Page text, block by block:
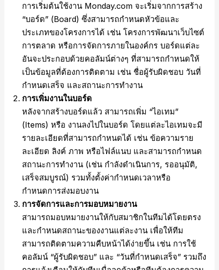
การเริ่มต้นใช้งาน Monday.com จะเริ่มจากการสร้าง
“บอร์ด” (Board) ซึ่งสามารถกำหนดหัวข้อและ
ประเภทของโครงการได้ เช่น โครงการพัฒนาเว็บไซต์
การตลาด หรือการจัดการภายในองค์กร บอร์ดแต่ละ
อันจะประกอบด้วยคอลัมน์ต่างๆ ที่สามารถกำหนดให้
เป็นข้อมูลที่ต้องการติดตาม เช่น ชื่อผู้รับผิดชอบ วันที่
กำหนดเสร็จ และสถานะการทำงาน
การเพิ่มงานในบอร์ด
หลังจากสร้างบอร์ดแล้ว สามารถเพิ่ม “ไอเทม”
(Items) หรือ งานลงไปในบอร์ด โดยแต่ละไอเทมจะมี
รายละเอียดที่สามารถกำหนดได้ เช่น ข้อความราย
ละเอียด ลิงค์ ภาพ หรือไฟล์แนบ และสามารถกำหนด
สถานะการทำงาน (เช่น กำลังดำเนินการ, รออนุมัติ,
เสร็จสมบูรณ์) รวมทั้งตั้งค่ากำหนดเวลาหรือ
กำหนดการส่งมอบงาน
การจัดการและการมอบหมายงาน
สามารถมอบหมายงานให้กับสมาชิกในทีมได้โดยตรง
และกำหนดสถานะของงานแต่ละงาน เพื่อให้ทีม
สามารถติดตามความคืบหน้าได้ง่ายขึ้น เช่น การใช้
คอลัมน์ “ผู้รับผิดชอบ” และ “วันที่กำหนดเสร็จ” รวมถึง